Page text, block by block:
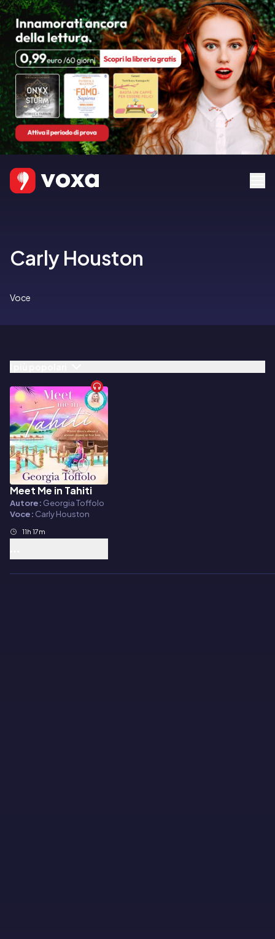
Carly Houston
Voce
Audiolibro
Meet Me in Tahiti
Autore: Georgia Toffolo
Voce: Carly Houston
11h 17m